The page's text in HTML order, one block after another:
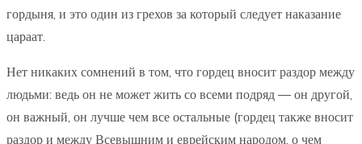
гордыня, и это один из грехов за который следует наказание
цараат.
Нет никаких сомнений в том, что гордец вносит раздор между
людьми: ведь он не может жить со всеми подряд — он другой,
он важный, он лучше чем все остальные (гордец также вносит
раздор и между Всевышним и еврейским народом, о чем